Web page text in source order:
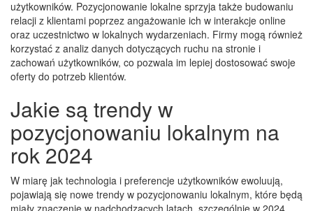
użytkowników. Pozycjonowanie lokalne sprzyja także budowaniu
relacji z klientami poprzez angażowanie ich w interakcje online
oraz uczestnictwo w lokalnych wydarzeniach. Firmy mogą również
korzystać z analiz danych dotyczących ruchu na stronie i
zachowań użytkowników, co pozwala im lepiej dostosować swoje
oferty do potrzeb klientów.
Jakie są trendy w
pozycjonowaniu lokalnym na
rok 2024
W miarę jak technologia i preferencje użytkowników ewoluują,
pojawiają się nowe trendy w pozycjonowaniu lokalnym, które będą